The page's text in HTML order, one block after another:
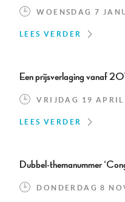
WOENSDAG 7
LEES VERDER
Een prijsverlaging vanaf
VRIJDAG 19
LEES VERDER
Dubbel-themanummer
DONDERDAG 8